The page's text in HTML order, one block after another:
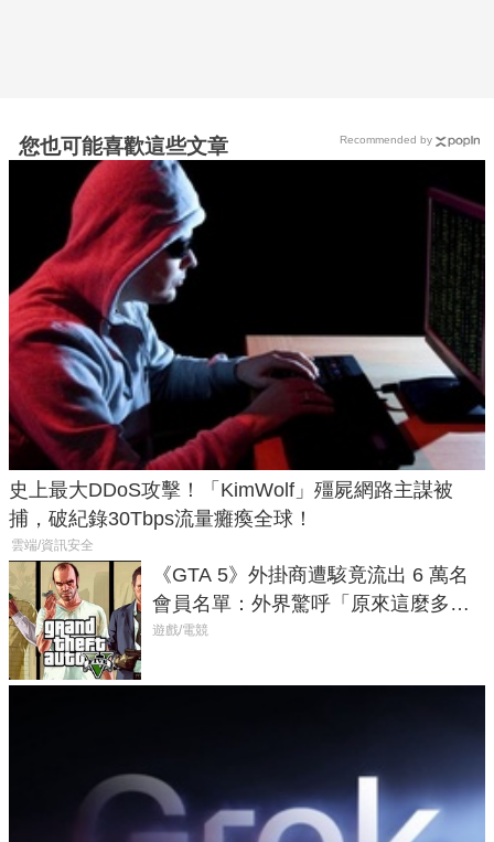
您也可能喜歡這些文章
史上最大DDoS攻擊！「KimWolf」殭屍網路主謀被
捕，破紀錄30Tbps流量癱瘓全球！
雲端/資訊安全
《GTA 5》外掛商遭駭竟流出 6 萬名
會員名單：外界驚呼「原來這麼多人
在開掛！」
遊戲/電競
Recommended by